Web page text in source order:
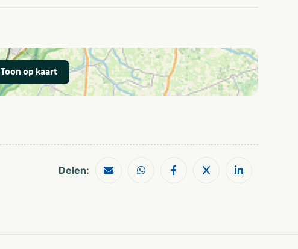
Schoolreisjes/kampen
Toon op kaart
Delen: